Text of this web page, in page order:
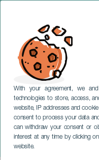
With your agreement, we
technologies to store, access,
website, IP addresses and
consent to process your data
can withdraw your consent or
interest at any time by clicking
website.Haría
LANZAROTE